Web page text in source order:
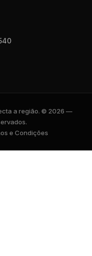
a região. © 2026 —
e Condições